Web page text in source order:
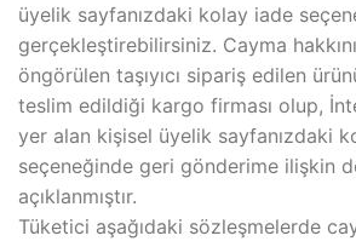
üyelik sayfanızdaki kolay iade
gerçekleştirebilirsiniz. Cayma
öngörülen taşıyıcı sipariş edilen
teslim edildiği kargo firması olup,
yer alan kişisel üyelik sayfanızdaki
seçeneğinde geri gönderime ilişkin
açıklanmıştır.
Tüketici aşağıdaki sözleşmelerde